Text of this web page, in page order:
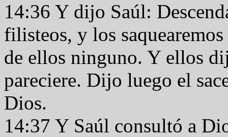
14:36 Y dijo Saúl:
filisteos, y los
de ellos ninguno. Y ellos
pareciere. Dijo luego el
Dios.
14:37 Y Saúl consultó a